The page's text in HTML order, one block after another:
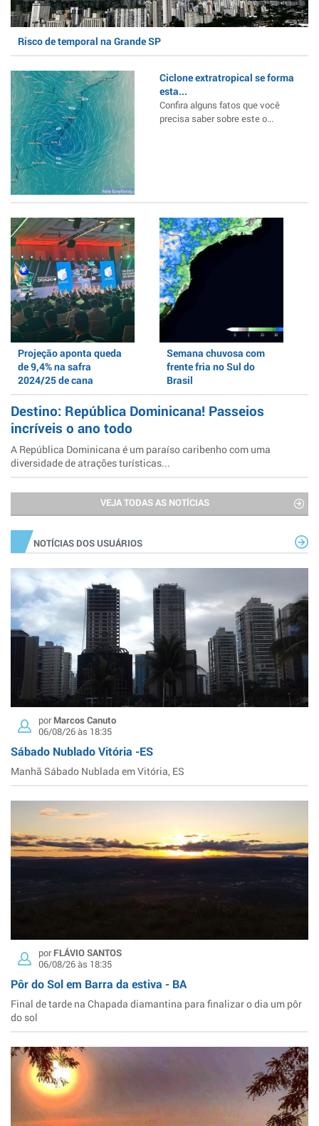
Risco de temporal na Grande SP
Ciclone extratropical se forma
esta...
Confira alguns fatos que você
precisa saber sobre este o...
Projeção aponta queda
de 9,4% na safra
2024/25 de cana
Semana chuvosa com
frente fria no Sul do
Brasil
Destino: República Dominicana! Passeios
incríveis o ano todo
A República Dominicana é um paraíso caribenho com uma
diversidade de atrações turísticas...
VEJA TODAS AS NOTÍCIAS
NOTÍCIAS DOS USUÁRIOS
porMarcos Canuto
06/08/26 às 18:35
Sábado Nublado Vitória -ES
Manhã Sábado Nublada em Vitória, ES
porFLÁVIO SANTOS
06/08/26 às 18:35
Pôr do Sol em Barra da estiva - BA
Final de tarde na Chapada diamantina para finalizar o dia um pôr
do sol